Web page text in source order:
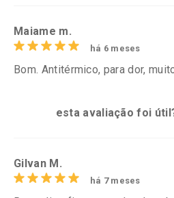
Maiame m.
há 6 meses
Bom. Antitérmico, para dor,
esta avaliação foi
Gilvan M.
há 7 meses